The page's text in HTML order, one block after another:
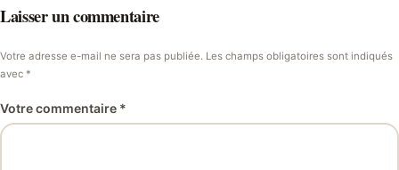
Laisser un commentaire
Votre adresse e-mail ne sera pas publiée. Les champs obligatoires sont indiqués
avec *
Votre commentaire *